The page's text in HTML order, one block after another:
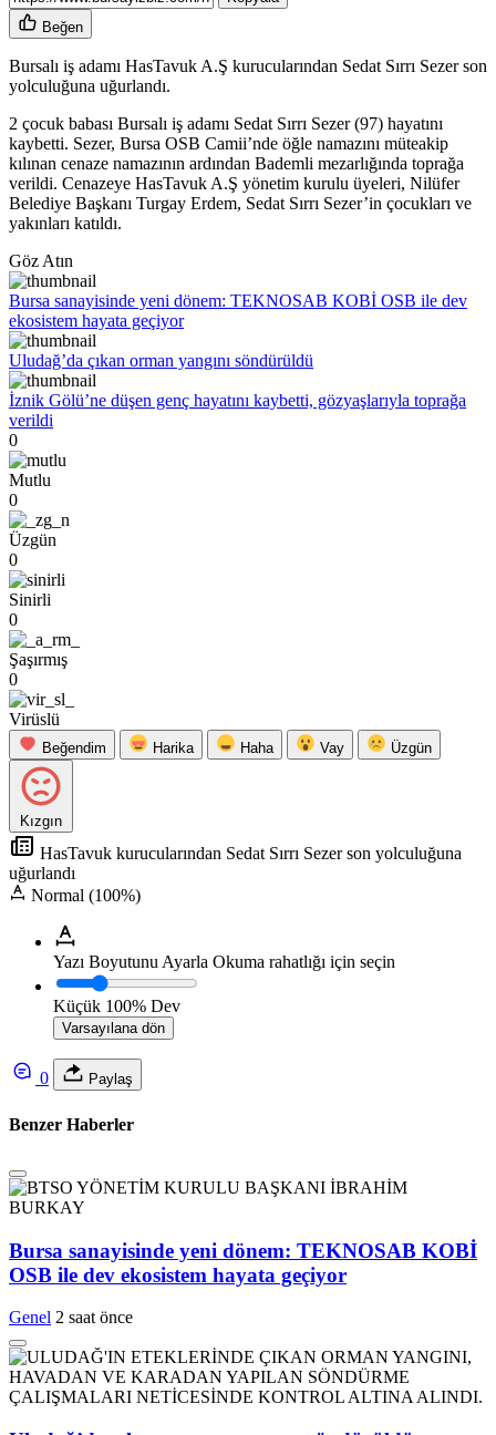
Beğen
Bursalı iş adamı HasTavuk A.Ş kurucularından Sedat Sırrı Sezer son
yolculuğuna uğurlandı.
2 çocuk babası Bursalı iş adamı Sedat Sırrı Sezer (97) hayatını
kaybetti. Sezer, Bursa OSB Camii’nde öğle namazını müteakip
kılınan cenaze namazının ardından Bademli mezarlığında toprağa
verildi. Cenazeye HasTavuk A.Ş yönetim kurulu üyeleri, Nilüfer
Belediye Başkanı Turgay Erdem, Sedat Sırrı Sezer’in çocukları ve
yakınları katıldı.
Göz Atın
Bursa sanayisinde yeni dönem: TEKNOSAB KOBİ OSB ile dev
ekosistem hayata geçiyor
Uludağ’da çıkan orman yangını söndürüldü
İznik Gölü’ne düşen genç hayatını kaybetti, gözyaşlarıyla toprağa
verildi
0
Mutlu
0
Üzgün
0
Sinirli
0
Şaşırmış
0
Virüslü
Beğendim Harika Haha Vay Üzgün
Kızgın
HasTavuk kurucularından Sedat Sırrı Sezer son yolculuğuna
uğurlandı
Normal (100%)
Yazı Boyutunu Ayarla Okuma rahatlığı için seçin
Küçük 100% Dev
Varsayılana dön
0 Paylaş
Benzer Haberler
Bursa sanayisinde yeni dönem: TEKNOSAB KOBİ
OSB ile dev ekosistem hayata geçiyor
Genel 2 saat önce